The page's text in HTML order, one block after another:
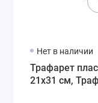
Нет в наличии
Трафарет
21х31 см,